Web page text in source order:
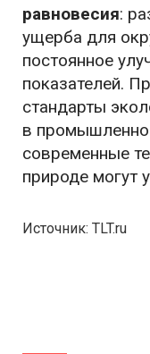
равновесия:
ущерба для
постоянное
показателей.
стандарты
в
современные
природе могут
Источник: TLT.ru